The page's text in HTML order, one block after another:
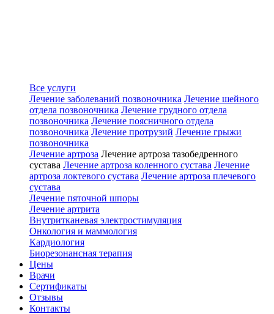
Все услуги
Лечение заболеваний позвоночника Лечение шейного
отдела позвоночника Лечение грудного отдела
позвоночника Лечение поясничного отдела
позвоночника Лечение протрузий Лечение грыжи
позвоночника
Лечение артроза Лечение артроза тазобедренного
сустава Лечение артроза коленного сустава Лечение
артроза локтевого сустава Лечение артроза плечевого
сустава
Лечение пяточной шпоры
Лечение артрита
Внутритканевая электростимуляция
Онкология и маммология
Кардиология
Биорезонансная терапия
Цены
Врачи
Сертификаты
Отзывы
Контакты